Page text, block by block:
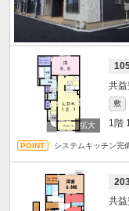
敷
1階
システムキッチン完